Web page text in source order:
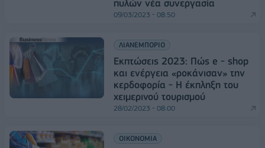
πυλών νέα συνεργασία
09/03/2023 - 08:50
ΛΙΑΝΕΜΠΟΡΙΟ
Εκπτώσεις 2023: Πώς e - shop
και ενέργεια «ροκάνισαν» την
κερδοφορία - Η έκπληξη του
χειμερινού τουρισμού
28/02/2023 - 08:00
ΟΙΚΟΝΟΜΙΑ